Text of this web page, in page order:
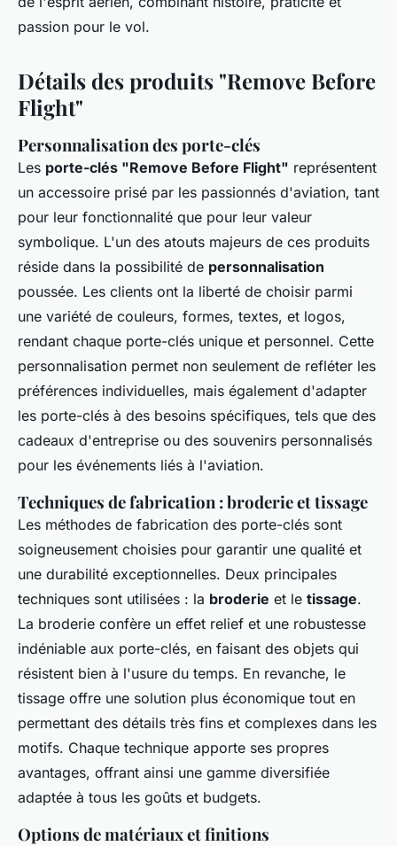
passion pour le vol.
Détails des produits "Remove Before
Flight"
Personnalisation des porte-clés
Les porte-clés "Remove Before Flight" représentent
un accessoire prisé par les passionnés d'aviation, tant
pour leur fonctionnalité que pour leur valeur
symbolique. L'un des atouts majeurs de ces produits
réside dans la possibilité de personnalisation
poussée. Les clients ont la liberté de choisir parmi
une variété de couleurs, formes, textes, et logos,
rendant chaque porte-clés unique et personnel. Cette
personnalisation permet non seulement de refléter les
préférences individuelles, mais également d'adapter
les porte-clés à des besoins spécifiques, tels que des
cadeaux d'entreprise ou des souvenirs personnalisés
pour les événements liés à l'aviation.
Techniques de fabrication : broderie et tissage
Les méthodes de fabrication des porte-clés sont
soigneusement choisies pour garantir une qualité et
une durabilité exceptionnelles. Deux principales
techniques sont utilisées : la broderie et le tissage.
La broderie confère un effet relief et une robustesse
indéniable aux porte-clés, en faisant des objets qui
résistent bien à l'usure du temps. En revanche, le
tissage offre une solution plus économique tout en
permettant des détails très fins et complexes dans les
motifs. Chaque technique apporte ses propres
avantages, offrant ainsi une gamme diversifiée
adaptée à tous les goûts et budgets.
Options de matériaux et finitions